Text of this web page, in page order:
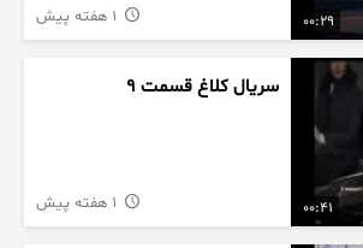
00:29
00:41
سریال کلاغ قسمت 9